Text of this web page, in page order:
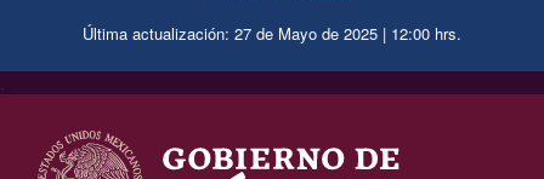
Última actualización: 27 de Mayo de 2025 | 12:00 hrs.
.